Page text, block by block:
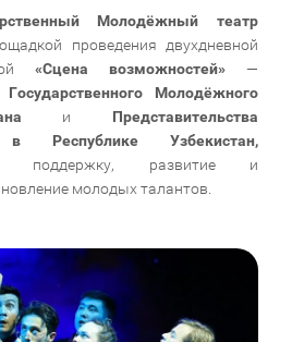
Молодёжный театр
проведения двухдневной
«Сцена возможностей» —
Государственного Молодёжного
и Представительства
в Республике Узбекистан,
поддержку, развитие и
молодых талантов.